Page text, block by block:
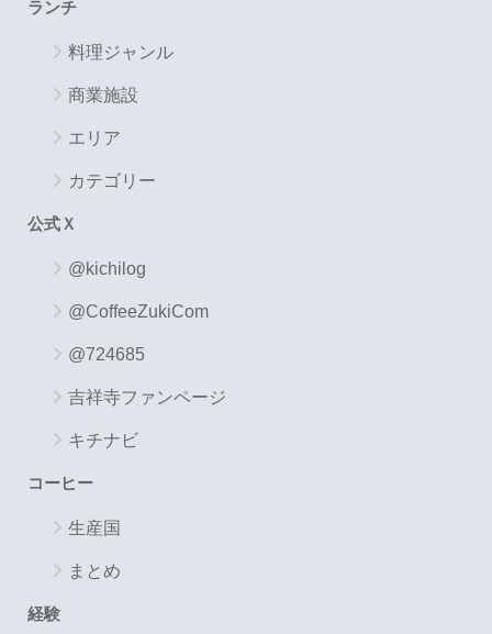
ランチ
料理ジャンル
商業施設
エリア
カテゴリー
公式Ｘ
@kichilog
@CoffeeZukiCom
@724685
吉祥寺ファンページ
キチナビ
コーヒー
生産国
まとめ
経験